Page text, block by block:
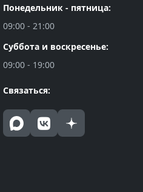
Понедельник - пятница:
09:00 - 21:00
Суббота и воскресенье:
09:00 - 19:00
Связаться: